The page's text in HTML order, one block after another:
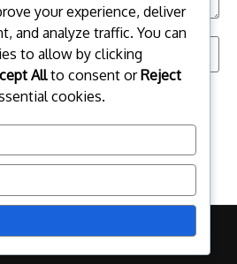
website in this browser for the
| Powered by
your experience, deliver
and analyze traffic. You can
to allow by clicking
Allto consent orReject
cookies.